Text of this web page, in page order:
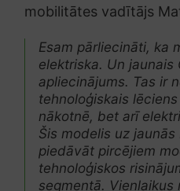
mobilitātes vadītājs
Esam pārliecināti, ka
elektriska. Un jaunais
apliecinājums. Tas ir
tehnoloģiskais lēciens
nākotnē, bet arī
Šis modelis uz jaunās
piedāvāt pircējiem
tehnoloģiskos
segmentā. Vienlaikus